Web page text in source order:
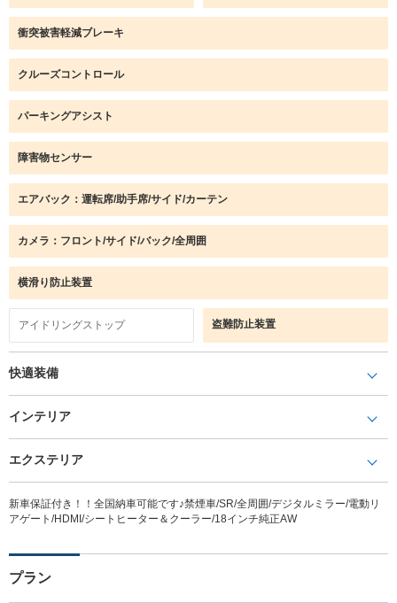
衝突被害軽減ブレーキ
クルーズコントロール
パーキングアシスト
障害物センサー
エアバック：運転席/助手席/サイド/カーテン
カメラ：フロント/サイド/バック/全周囲
横滑り防止装置
アイドリングストップ 盗難防止装置
快適装備
インテリア
エクステリア
新車保証付き！！全国納車可能です♪禁煙車/SR/全周囲/デジタルミラー/電動リ
アゲート/HDMI/シートヒーター＆クーラー/18インチ純正AW
プラン